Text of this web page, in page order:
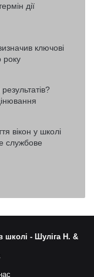
дії
ключові
року
вікон у школі
службове
школі - Шуліга Н. &